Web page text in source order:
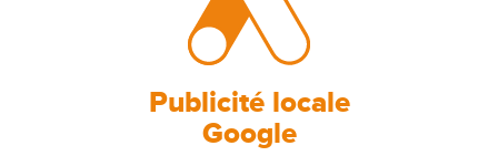
Publicité locale
Google